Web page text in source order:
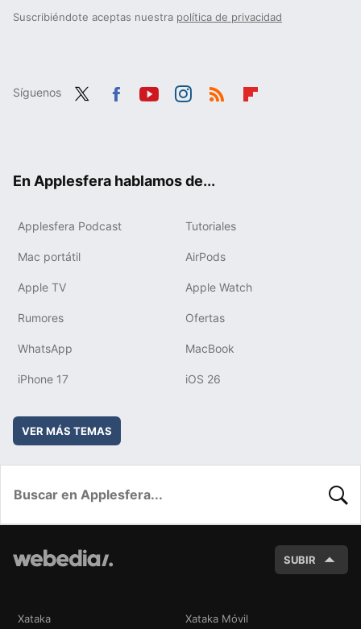
Suscribiéndote aceptas nuestra política de privacidad
Síguenos
En Applesfera hablamos de...
Applesfera Podcast Tutoriales
Mac portátil AirPods
Apple TV Apple Watch
Rumores Ofertas
WhatsApp MacBook
iPhone 17 iOS 26
VER MÁS TEMAS
SUBIR
Xataka Xataka Móvil